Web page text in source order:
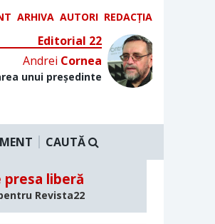
ARHIVA AUTORI REDACȚIA
Editorial 22
Andrei Cornea
unui președinte
CAUTĂ
presa liberă
Revista22